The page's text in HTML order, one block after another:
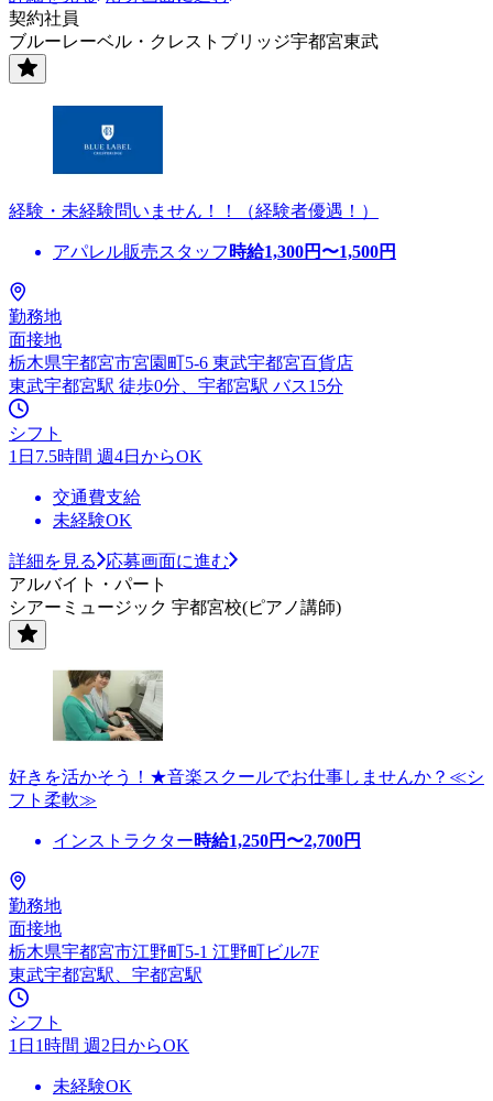
契約社員
ブルーレーベル・クレストブリッジ宇都宮東武
経験・未経験問いません！！（経験者優遇！）
アパレル販売スタッフ 時給1,300円〜1,500円
勤務地
面接地
栃木県宇都宮市宮園町5-6 東武宇都宮百貨店
東武宇都宮駅 徒歩0分、宇都宮駅 バス15分
シフト
1日7.5時間 週4日からOK
交通費支給
未経験OK
詳細を見る
応募画面に進む
アルバイト・パート
シアーミュージック 宇都宮校(ピアノ講師)
好きを活かそう！★音楽スクールでお仕事しませんか？≪シ
フト柔軟≫
インストラクター時給1,250円〜2,700円
勤務地
面接地
栃木県宇都宮市江野町5-1 江野町ビル7F
東武宇都宮駅、宇都宮駅
シフト
1日1時間 週2日からOK
未経験OK